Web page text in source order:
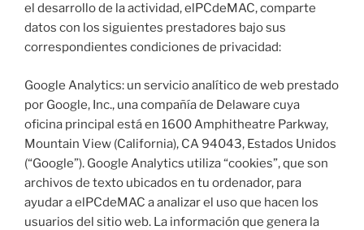
el desarrollo de la actividad, elPCdeMAC, comparte
datos con los siguientes prestadores bajo sus
correspondientes condiciones de privacidad:
Google Analytics: un servicio analítico de web prestado
por Google, Inc., una compañía de Delaware cuya
oficina principal está en 1600 Amphitheatre Parkway,
Mountain View (California), CA 94043, Estados Unidos
(“Google”). Google Analytics utiliza “cookies”, que son
archivos de texto ubicados en tu ordenador, para
ayudar a elPCdeMAC a analizar el uso que hacen los
usuarios del sitio web. La información que genera la